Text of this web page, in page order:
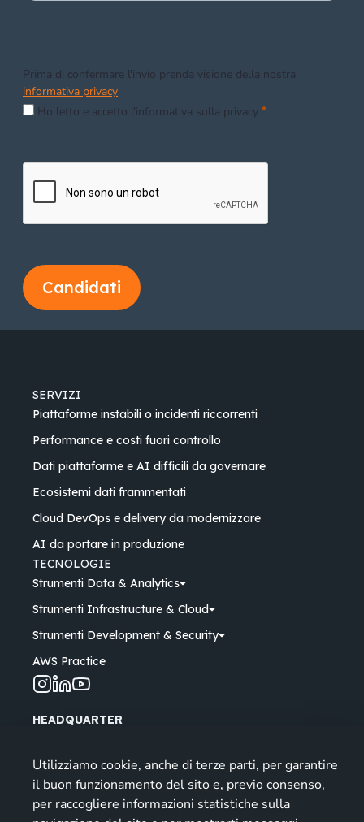
Prima di confermare l'invio prenda visione della nostra
informativa privacy
Ho letto e accetto l'informativa sulla privacy Obbligatorio
Candidati
SERVIZI
Piattaforme instabili o incidenti riccorrenti
Performance e costi fuori controllo
Dati piattaforme e AI difficili da governare
Ecosistemi dati frammentati
Cloud DevOps e delivery da modernizzare
AI da portare in produzione
TECNOLOGIE
Strumenti Data & Analytics
Strumenti Infrastructure & Cloud
Strumenti Development & Security
AWS Practice
HEADQUARTER
Sede di Padova
Via Longhin, 53 - 35129 Padova (PD) Italy
Orari: lun-ven
| 9-13, 14-18
Utilizziamo cookie, anche di terze parti, per garantire
il buon funzionamento del sito e, previo consenso,
per raccogliere informazioni statistiche sulla